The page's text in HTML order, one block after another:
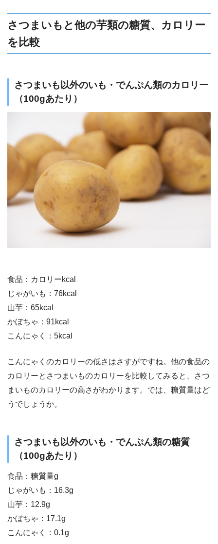
さつまいもと他の芋類の糖質、カロリー
を比較
さつまいも以外のいも・でんぷん類のカロリー
（100gあたり）
食品：カロリーkcal
じゃがいも：76kcal
山芋：65kcal
かぼちゃ：91kcal
こんにゃく：5kcal
こんにゃくのカロリーの低さはさすがですね。他の食品の
カロリーとさつまいものカロリーを比較してみると、さつ
まいものカロリーの高さがわかります。では、糖質量はど
うでしょうか。
さつまいも以外のいも・でんぷん類の糖質
（100gあたり）
食品：糖質量g
じゃがいも：16.3g
山芋：12.9g
かぼちゃ：17.1g
こんにゃく：0.1g